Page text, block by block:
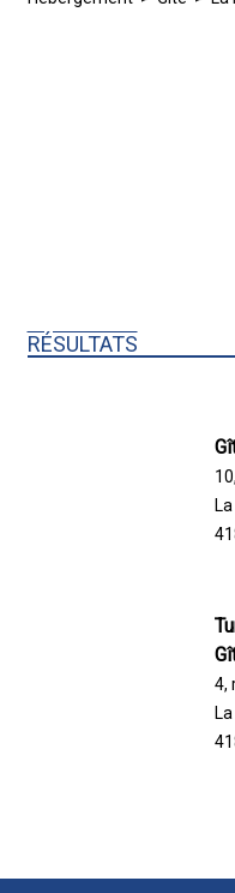
RÉSULTATS
4,